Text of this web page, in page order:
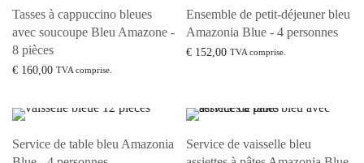
Tasses à cappuccino bleues
avec soucoupe Bleu Amazone -
8 pièces
€ 160,00 TVA comprise.
Ensemble de petit-déjeuner bleu
Amazonia Blue - 4 personnes
€ 152,00 TVA comprise.
Service de table bleu Amazonia
Service de vaisselle bleu